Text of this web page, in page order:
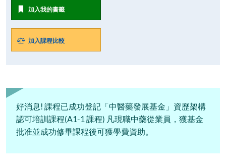
加入我的書籤
加入課程比較
好消息! 課程已成功登記「中醫藥發展基金」資歷架構
認可培訓課程(A1-1 課程) 凡現職中藥從業員，獲基金
批准並成功修畢課程後可獲學費資助。